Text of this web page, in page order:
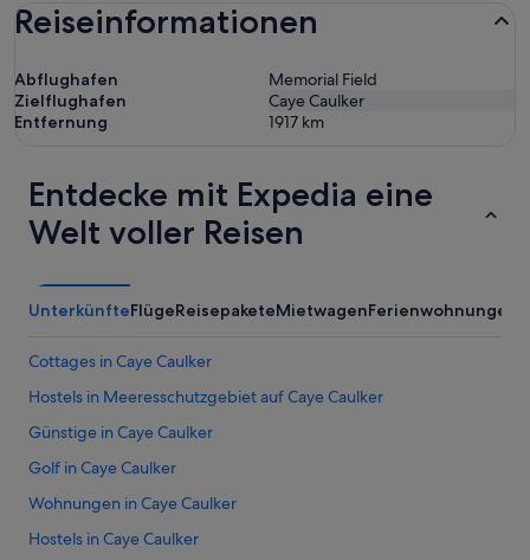
Reiseinformationen
Abflughafen
Memorial Field
Zielflughafen
Caye Caulker
Entfernung
1917 km
Entdecke mit Expedia eine
Welt voller Reisen
UnterkünfteFlügeReisepaketeMietwagenFerienwohnungen
Cottages in Caye Caulker
Hostels in Meeresschutzgebiet auf Caye Caulker
Günstige in Caye Caulker
Golf in Caye Caulker
Wohnungen in Caye Caulker
Hostels in Caye Caulker